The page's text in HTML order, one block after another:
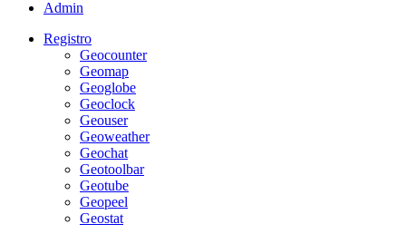
Admin
Registro
Geocounter
Geomap
Geoglobe
Geoclock
Geouser
Geoweather
Geochat
Geotoolbar
Geotube
Geopeel
Geostat